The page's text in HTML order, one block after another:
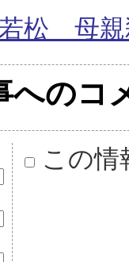
松 母親
のコ
この情